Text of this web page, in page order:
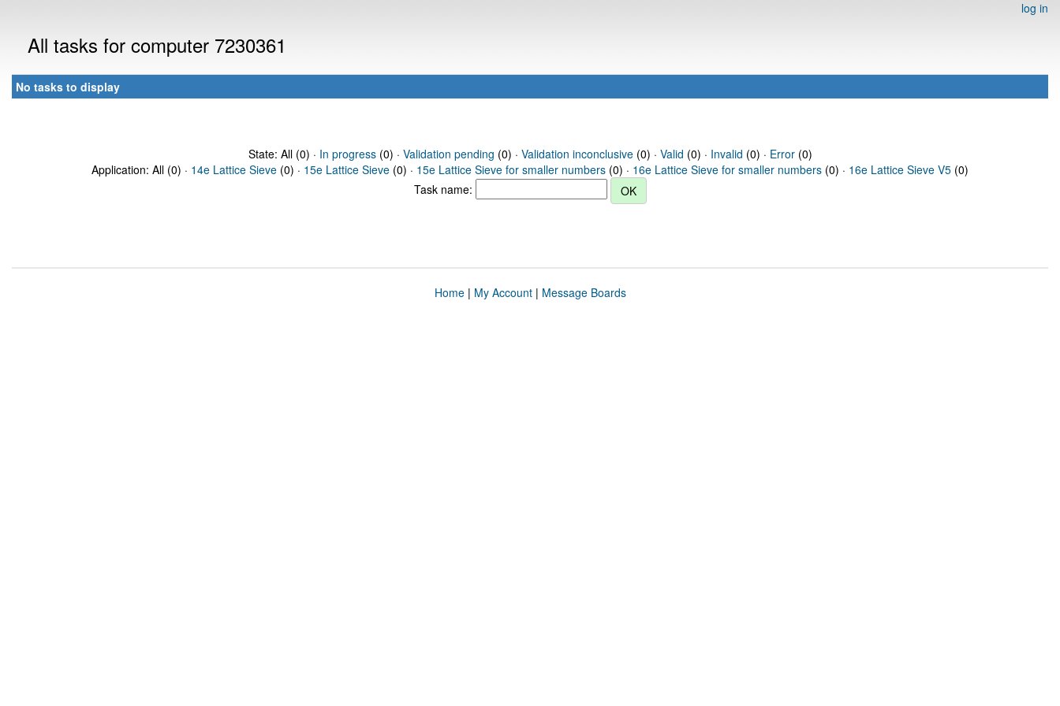
log in
All tasks for computer 7230361
No tasks to display
State: All (0) · In progress(0) · Validation pending (0) · Validation inconclusive(0) · Valid (0) · Invalid (0) · Error(0)
Application: All (0) · 14e Lattice Sieve (0) · 15e Lattice Sieve (0) · 15e Lattice Sieve for smaller numbers (0) · 16e Lattice Sieve for smaller numbers (0) · 16e Lattice Sieve V5 (0)
Task name:
Home| My Account| Message Boards